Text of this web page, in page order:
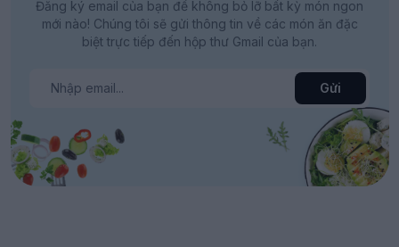
Đăng ký email của bạn để không bỏ lỡ bất kỳ món ngon
mới nào! Chúng tôi sẽ gửi thông tin về các món ăn đặc
biệt trực tiếp đến hộp thư Gmail của bạn.
Gửi